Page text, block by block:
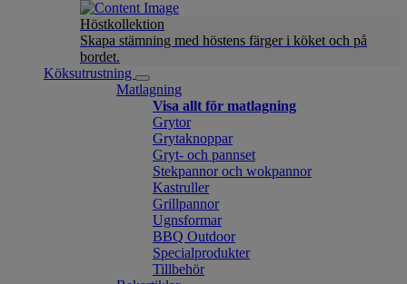
Höstkollektion
Skapa stämning med höstens färger i köket och på
bordet.
Köksutrustning
Matlagning
Visa allt för matlagning
Grytor
Grytaknoppar
Gryt- och pannset
Stekpannor och wokpannor
Kastruller
Grillpannor
Ugnsformar
BBQ Outdoor
Specialprodukter
Tillbehör